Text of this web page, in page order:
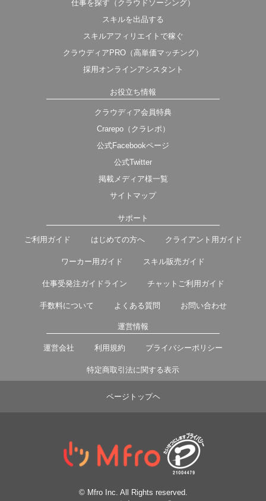
仕事を探す（クラウドソーシング）
スキルを出品する
スキルアフィリエイトで稼ぐ
クラウディアPRO（高単価マッチング）
採用オンラインアシスタント
お役立ち情報
クラウディア会員特典
Crarepo（クラレポ）
公式Facebookページ
公式Twitter
掲載メディア様一覧
サイトマップ
サポート
ご利用ガイド はじめての方へ クライアント用ガイド
ワーカー用ガイド スキル販売ガイド
仕事受発注ガイドライン チャットご利用ガイド
手数料について よくある質問 お問い合わせ
運営情報
運営会社 利用規約 プライバシーポリシー
特定商取引法に関する表示
ページトップヘ
© Mfro Inc. All Rights reserved.